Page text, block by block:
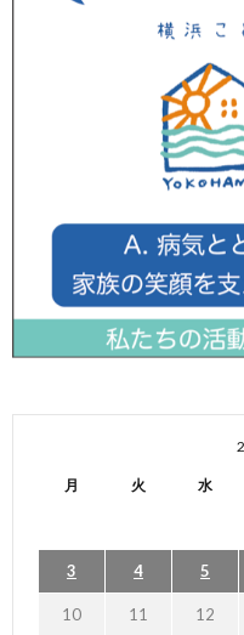
月 火 水
3 4 5
10 11 12